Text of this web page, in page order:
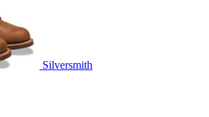
Silversmith